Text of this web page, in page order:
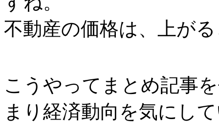
不動産の価格は、上が
こうやってまとめ記事
まり経済動向を気にし